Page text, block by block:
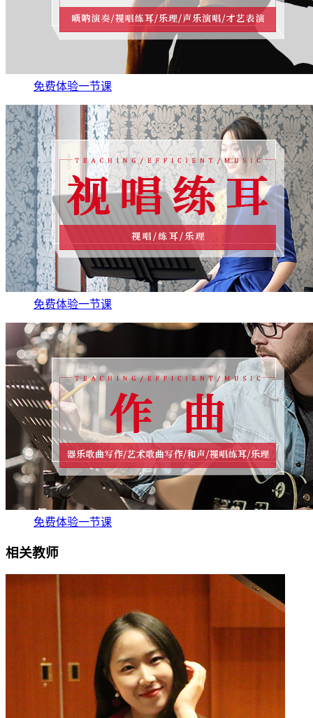
免费体验一节课
免费体验一节课
免费体验一节课
相关教师